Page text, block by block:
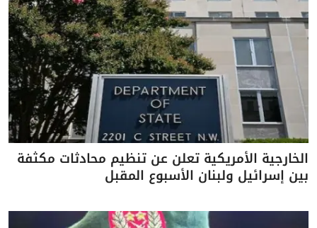
الخارجية الأمريكية تعلن عن تنظيم محادثات مكثفة
بين إسرائيل ولبنان الأسبوع المقبل